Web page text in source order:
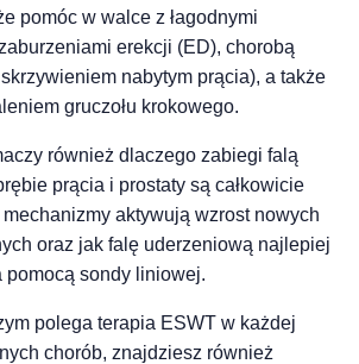
pomóc w walce z łagodnymi
erekcji (ED), chorobą
nabytym prącia), a także
gruczołu krokowego.
również dlaczego zabiegi falą
prącia i prostaty są całkowicie
aktywują wzrost nowych
oraz jak falę uderzeniową najlepiej
pomocą sondy liniowej.
polega terapia ESWT w każdej
chorób, znajdziesz również